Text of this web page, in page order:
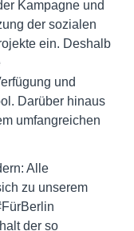
Kampagne und
der sozialen
ein. Deshalb
und
Darüber hinaus
umfangreichen
Alle
zu unserem
der so